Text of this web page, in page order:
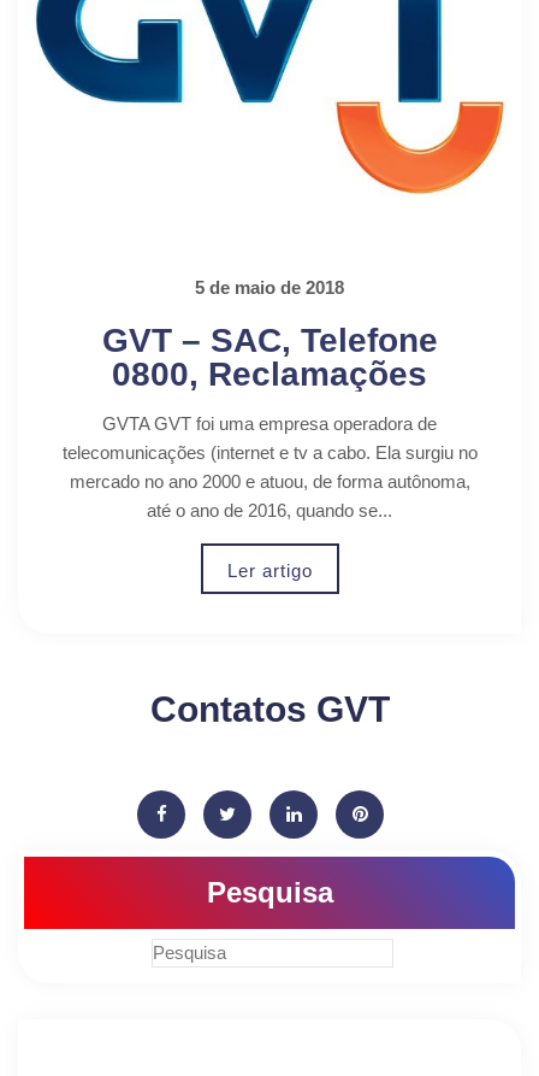
5 de maio de 2018
GVT – SAC, Telefone
0800, Reclamações
GVTA GVT foi uma empresa operadora de
telecomunicações (internet e tv a cabo. Ela surgiu no
mercado no ano 2000 e atuou, de forma autônoma,
até o ano de 2016, quando se...
Ler artigo
Contatos GVT
Pesquisa